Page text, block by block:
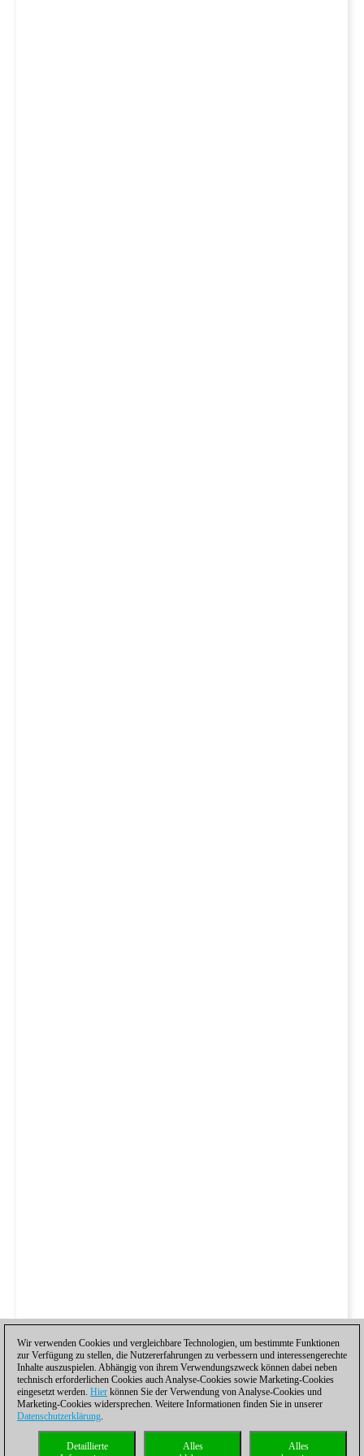
Wir verwenden Cookies und vergleichbare Technologien, um bestimmte Funktionen
zur Verfügung zu stellen, die Nutzererfahrungen zu verbessern und interessengerechte
Inhalte auszuspielen. Abhängig von ihrem Verwendungszweck können dabei neben
technisch erforderlichen Cookies auch Analyse-Cookies sowie Marketing-Cookies
eingesetzt werden. Hier können Sie der Verwendung von Analyse-Cookies und
Marketing-Cookies widersprechen. Weitere Informationen finden Sie in unserer
Datenschutzerklärung.
Alles
Alles
Detaillierte